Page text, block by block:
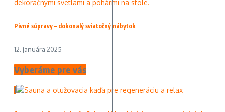
Pivné súpravy – dokonalý sviatočný nábytok
12. januára 2025
Vyberáme pre vás
1